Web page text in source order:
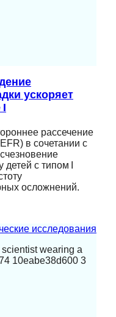
ускоряет
I
рассечение
в сочетании с
с типом I
осложнений.
исследования